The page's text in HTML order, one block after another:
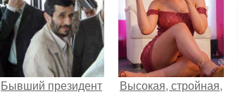
Бывший президент
Высокая, стройная,